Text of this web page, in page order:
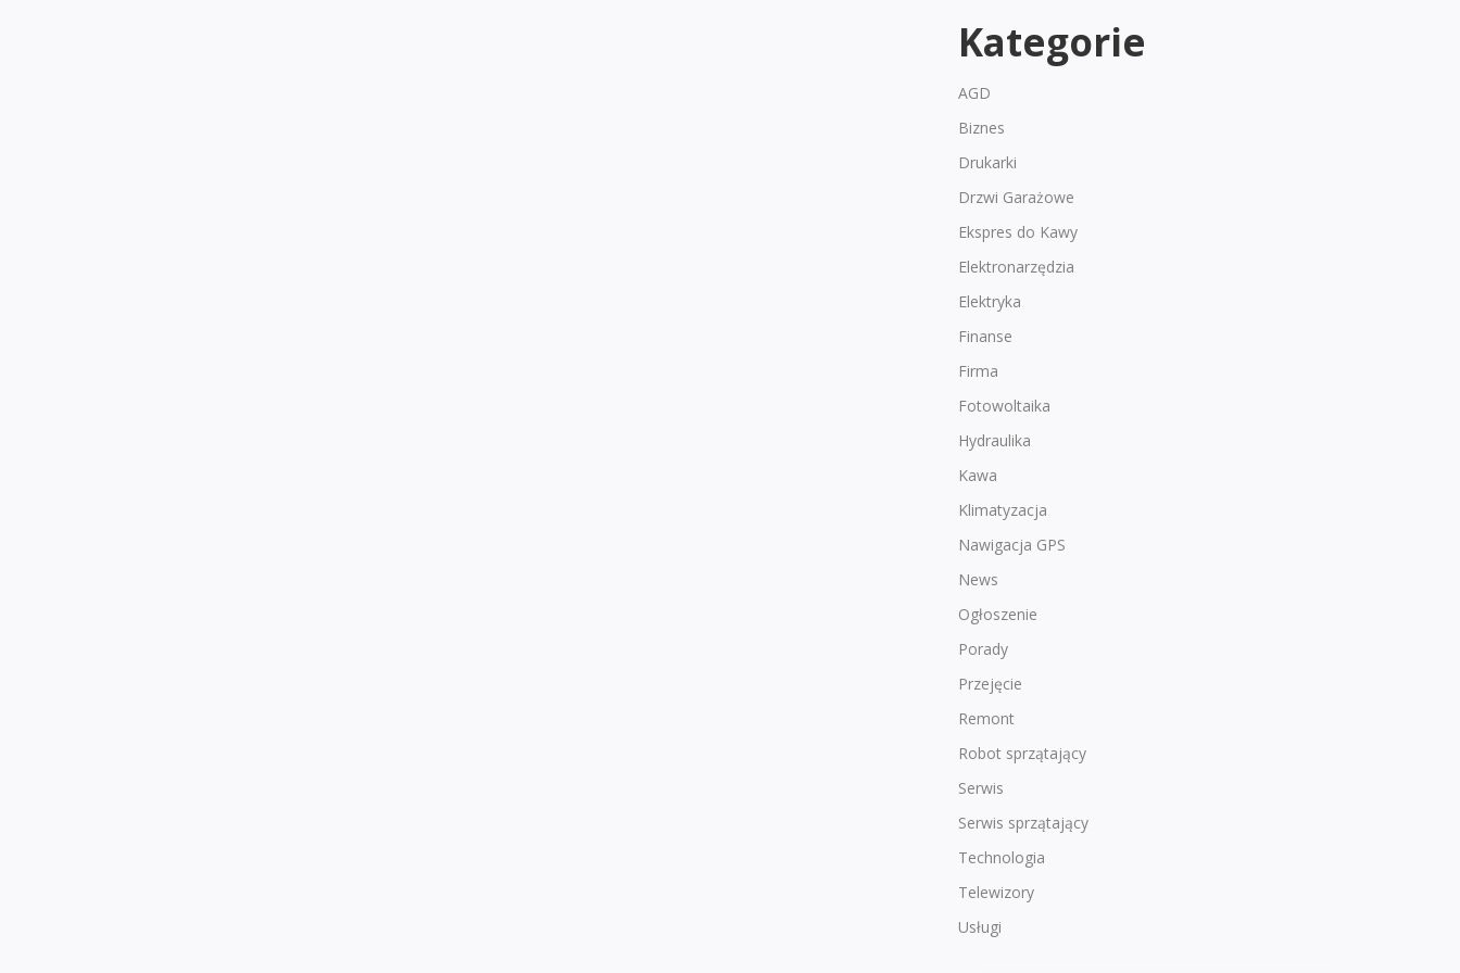
Kategorie
AGD
Biznes
Drukarki
Drzwi Garażowe
Ekspres do Kawy
Elektronarzędzia
Elektryka
Finanse
Firma
Fotowoltaika
Hydraulika
Kawa
Klimatyzacja
Nawigacja GPS
News
Ogłoszenie
Porady
Przejęcie
Remont
Robot sprzątający
Serwis
Serwis sprzątający
Technologia
Telewizory
Usługi